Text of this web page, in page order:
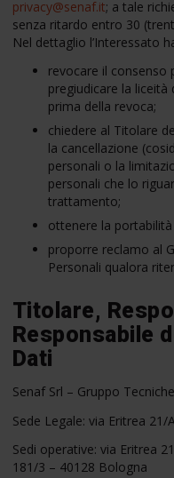
privacy@senaf.it; a tale
senza ritardo entro 30
Nel dettaglio l’Interessato
revocare il consenso
pregiudicare la
prima della revoca;
chiedere al Titolare
la cancellazione
personali o la
personali che lo
trattamento;
ottenere la portabilità
proporre reclamo al
Personali qualora
Titolare,
Responsabile
Dati
Senaf Srl – Gruppo
Sede Legale: via Eritrea 21/
Sedi operative: via Eritrea
181/3 – 40128 Bologna